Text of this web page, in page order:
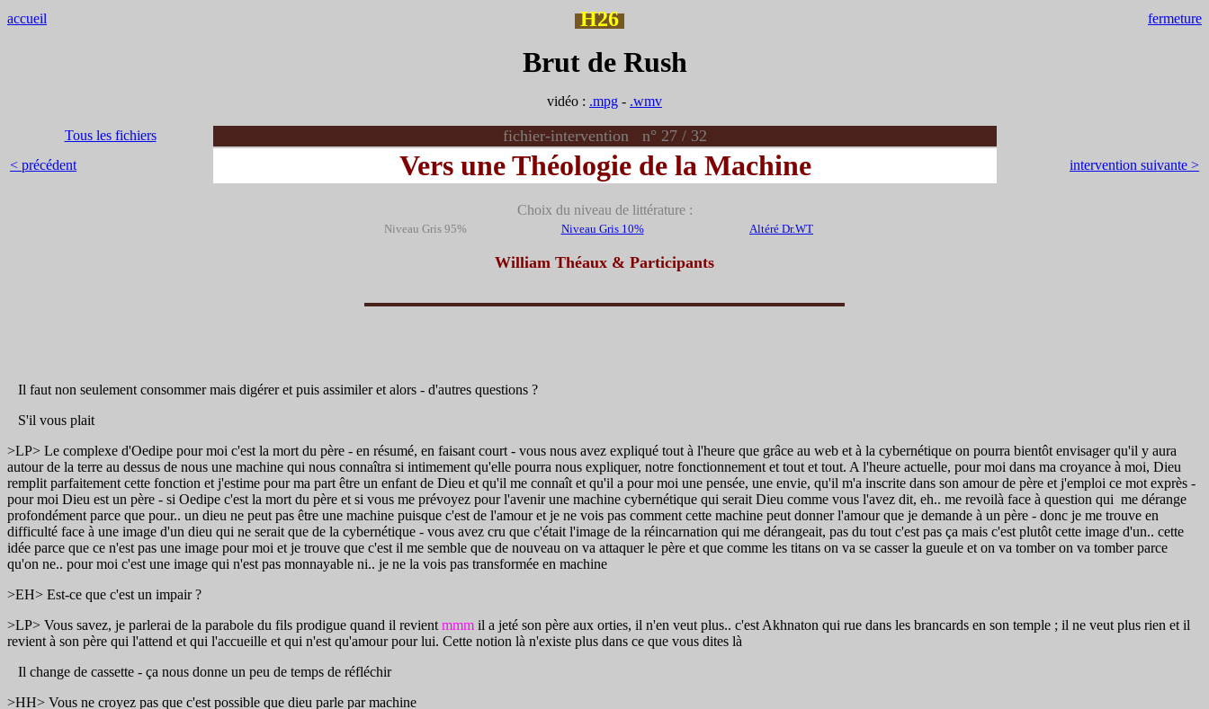
accueil H26 fermeture
Brut de Rush
vidéo : .mpg - .wmv
Tous les fichiers fichier-intervention n° 27 / 32
< précédent Vers une Théologie de la Machine intervention suivante >
Choix du niveau de littérature :
Niveau Gris 95% Niveau Gris 10% Altéré Dr.WT
William Théaux & Participants
Il faut non seulement consommer mais digérer et puis assimiler et alors - d'autres questions ?
S'il vous plait
>LP> Le complexe d'Oedipe pour moi c'est la mort du père - en résumé, en faisant court - vous nous avez expliqué tout à l'heure que grâce au web et à la cybernétique on pourra bientôt envisager qu'il y aura
autour de la terre au dessus de nous une machine qui nous connaîtra si intimement qu'elle pourra nous expliquer, notre fonctionnement et tout et tout. A l'heure actuelle, pour moi dans ma croyance à moi, Dieu
remplit parfaitement cette fonction et j'estime pour ma part être un enfant de Dieu et qu'il me connaît et qu'il a pour moi une pensée, une envie, qu'il m'a inscrite dans son amour de père et j'emploi ce mot exprès -
pour moi Dieu est un père - si Oedipe c'est la mort du père et si vous me prévoyez pour l'avenir une machine cybernétique qui serait Dieu comme vous l'avez dit, eh.. me revoilà face à question qui me dérange
profondément parce que pour.. un dieu ne peut pas être une machine puisque c'est de l'amour et je ne vois pas comment cette machine peut donner l'amour que je demande à un père - donc je me trouve en
difficulté face à une image d'un dieu qui ne serait que de la cybernétique - vous avez cru que c'était l'image de la réincarnation qui me dérangeait, pas du tout c'est pas ça mais c'est plutôt cette image d'un.. cette
idée parce que ce n'est pas une image pour moi et je trouve que c'est il me semble que de nouveau on va attaquer le père et que comme les titans on va se casser la gueule et on va tomber on va tomber parce
qu'on ne.. pour moi c'est une image qui n'est pas monnayable ni.. je ne la vois pas transformée en machine
>EH> Est-ce que c'est un impair ?
>LP> Vous savez, je parlerai de la parabole du fils prodigue quand il revient mmm il a jeté son père aux orties, il n'en veut plus.. c'est Akhnaton qui rue dans les brancards en son temple ; il ne veut plus rien et il
revient à son père qui l'attend et qui l'accueille et qui n'est qu'amour pour lui. Cette notion là n'existe plus dans ce que vous dites là
Il change de cassette - ça nous donne un peu de temps de réfléchir
>HH> Vous ne croyez pas que c'est possible que dieu parle par machine